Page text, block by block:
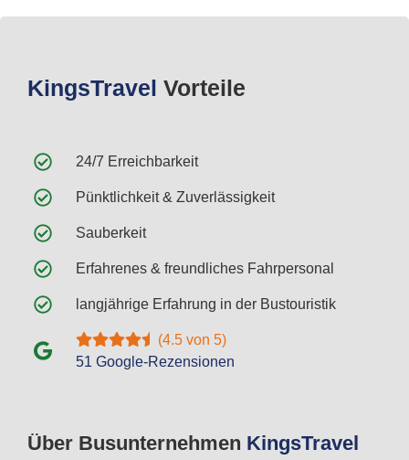
Über Busunternehmen KingsTravel
KingsTravel Vorteile
24/7 Erreichbarkeit
Pünktlichkeit & Zuverlässigkeit
Sauberkeit
Erfahrenes & freundliches Fahrpersonal
langjährige Erfahrung in der Bustouristik
(4.5 von 5)
51 Google-Rezensionen